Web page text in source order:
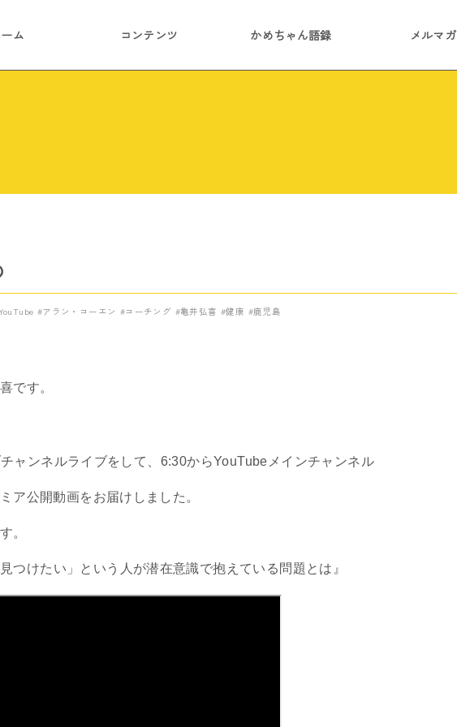
ム コンテンツ かめちゃん語録 メルマガ
YouTube アラン・コーエン コーチング 亀井弘喜 健康 鹿児島
です。
ャンネルライブをして、6:30からYouTubeメインチャンネル
ア公開動画をお届けしました。
。
つけたい」という人が潜在意識で抱えている問題とは』